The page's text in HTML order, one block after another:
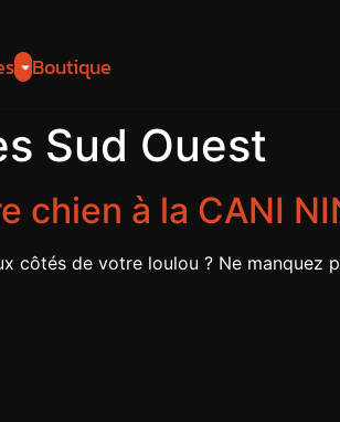
Boutique
Sud Ouest
chien à la CANI
côtés de votre loulou ? Ne manquez